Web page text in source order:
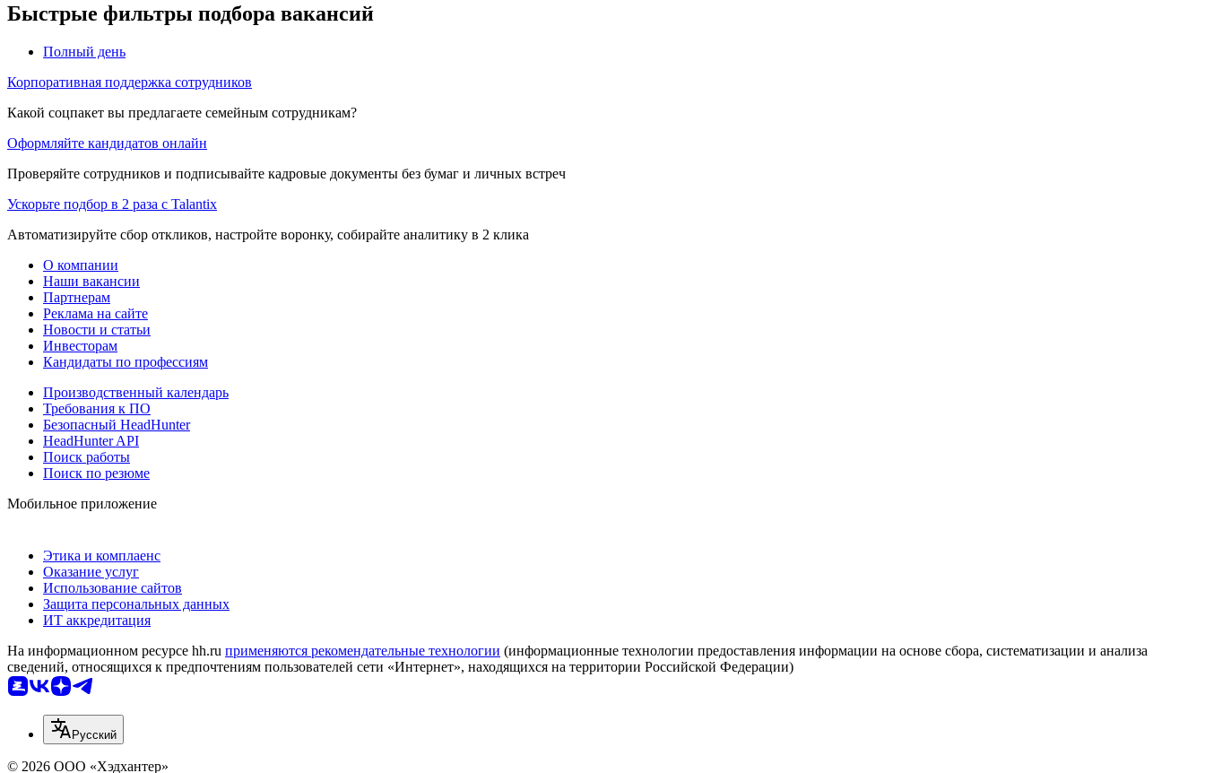
Быстрые фильтры подбора вакансий
Полный день
Корпоративная поддержка сотрудников
Какой соцпакет вы предлагаете семейным сотрудникам?
Оформляйте кандидатов онлайн
Проверяйте сотрудников и подписывайте кадровые документы без бумаг и личных встреч
Ускорьте подбор в 2 раза с Talantix
Автоматизируйте сбор откликов, настройте воронку, собирайте аналитику в 2 клика
О компании
Наши вакансии
Партнерам
Реклама на сайте
Новости и статьи
Инвесторам
Кандидаты по профессиям
Производственный календарь
Требования к ПО
Безопасный HeadHunter
HeadHunter API
Поиск работы
Поиск по резюме
Мобильное приложение
Этика и комплаенс
Оказание услуг
Использование сайтов
Защита персональных данных
ИТ аккредитация
На информационном ресурсе hh.ru применяются рекомендательные технологии (информационные технологии предоставления информации на основе сбора, систематизации и анализа
сведений, относящихся к предпочтениям пользователей сети «Интернет», находящихся на территории Российской Федерации)
Русский
© 2026 ООО «Хэдхантер»